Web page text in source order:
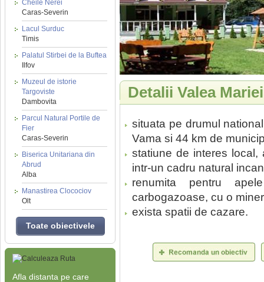
Cheile Nerei
Caras-Severin
Lacul Surduc
Timis
Palatul Stirbei de la Buftea
Ilfov
Muzeul de istorie
Targoviste
Dambovita
Parcul Natural Portile de
Fier
Caras-Severin
Biserica Unitariana din
Abrud
Alba
Manastirea Clocociov
Olt
Toate obiectivele
Afla distanta pe care
Detalii Valea Mariei
situata pe drumul
Vama si 44 km de
statiune de interes local,
intr-un cadru natural
renumita pentru
carbogazoase, cu o
exista spatii de cazare.